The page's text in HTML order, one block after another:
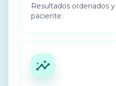
Resultados ordenados
paciente.